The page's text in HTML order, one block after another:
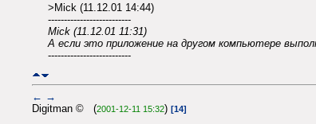
>Mick (11.12.01 14:44)
--------------------------
Mick (11.12.01 11:31)
А если это приложение на другом компьютере
--------------------------
← →
Digitman © (2001-12-11 15:32) [14]